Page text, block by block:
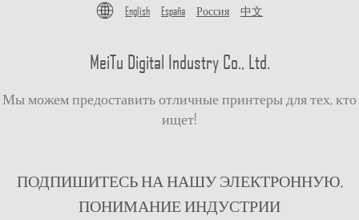
English España Россия 中文
MeiTu Digital Industry Co., Ltd.
Мы можем предоставить отличные принтеры для тех, кто
ищет!
ПОДПИШИТЕСЬ НА НАШУ ЭЛЕКТРОННУЮ,
ПОНИМАНИЕ ИНДУСТРИИ